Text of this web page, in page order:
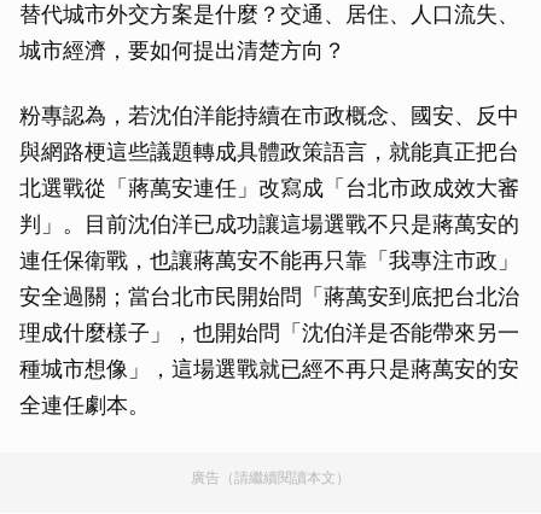
替代城市外交方案是什麼？交通、居住、人口流失、
城市經濟，要如何提出清楚方向？
粉專認為，若沈伯洋能持續在市政概念、國安、反中
與網路梗這些議題轉成具體政策語言，就能真正把台
北選戰從「蔣萬安連任」改寫成「台北市政成效大審
判」。目前沈伯洋已成功讓這場選戰不只是蔣萬安的
連任保衛戰，也讓蔣萬安不能再只靠「我專注市政」
安全過關；當台北市民開始問「蔣萬安到底把台北治
理成什麼樣子」，也開始問「沈伯洋是否能帶來另一
種城市想像」，這場選戰就已經不再只是蔣萬安的安
全連任劇本。
廣告（請繼續閱讀本文）